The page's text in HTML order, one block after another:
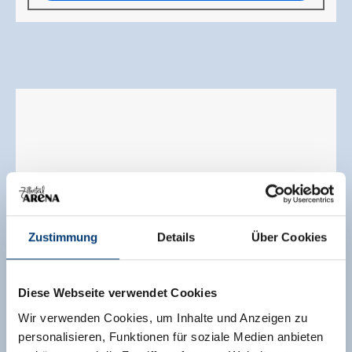
Zustimmung Details Über Cookies
Diese Webseite verwendet Cookies
Wir verwenden Cookies, um Inhalte und Anzeigen zu
personalisieren, Funktionen für soziale Medien anbieten